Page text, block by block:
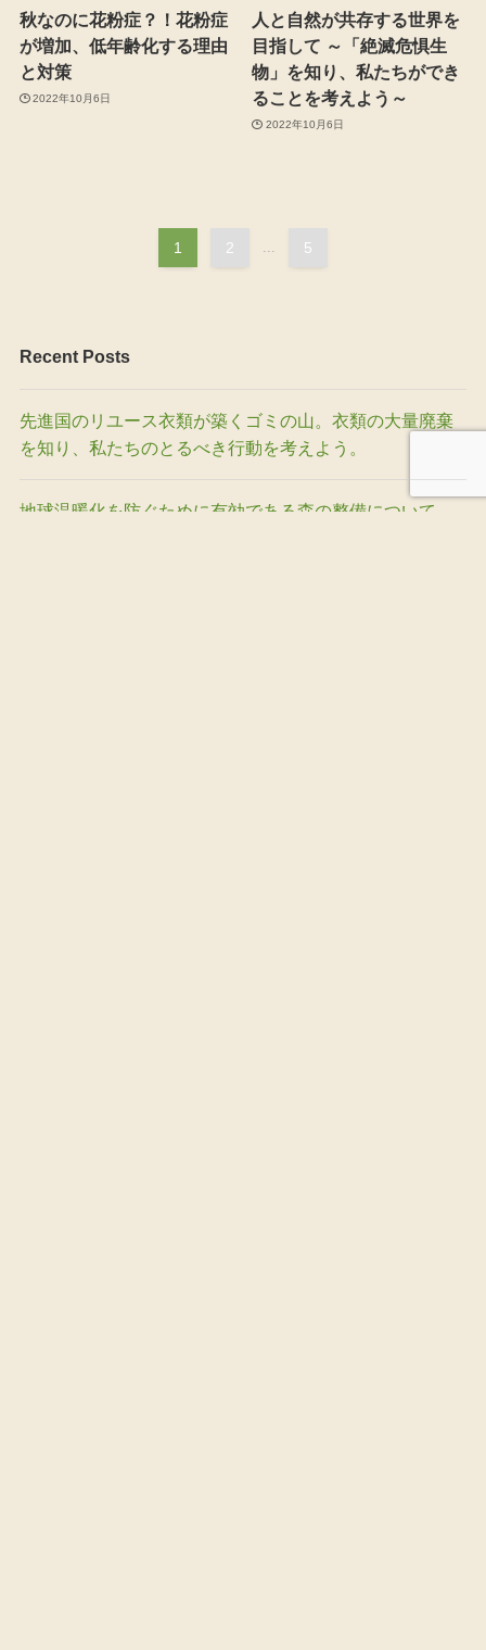
秋なのに花粉症？！花粉症
が増加、低年齢化する理由
と対策
2022年10月6日
人と自然が共存する世界を
目指して ～「絶滅危惧生
物」を知り、私たちができ
ることを考えよう～
2022年10月6日
1 2 5
Recent Posts
先進国のリユース衣類が築くゴミの山。衣類の大量廃棄
を知り、私たちのとるべき行動を考えよう。
地球温暖化を防ぐために有効である森の整備について